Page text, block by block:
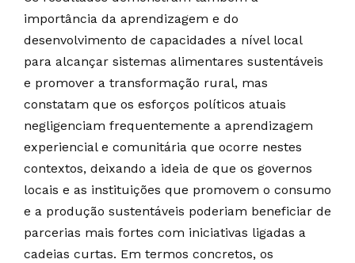
importância da aprendizagem e do
desenvolvimento de capacidades a nível local
para alcançar sistemas alimentares sustentáveis
e promover a transformação rural, mas
constatam que os esforços políticos atuais
negligenciam frequentemente a aprendizagem
experiencial e comunitária que ocorre nestes
contextos, deixando a ideia de que os governos
locais e as instituições que promovem o consumo
e a produção sustentáveis poderiam beneficiar de
parcerias mais fortes com iniciativas ligadas a
cadeias curtas. Em termos concretos, os